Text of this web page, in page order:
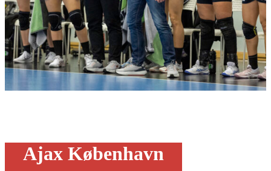
Ajax København